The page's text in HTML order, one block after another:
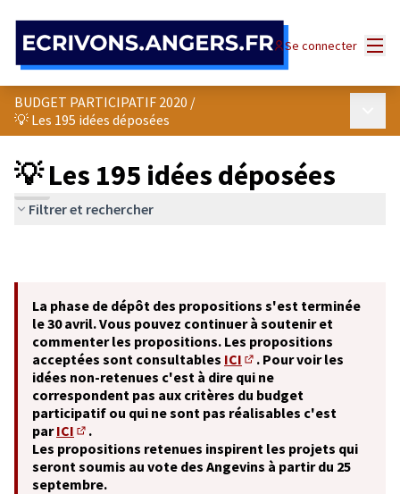
Se connecter
BUDGET PARTICIPATIF 2020 /
💡 Les 195 idées déposées
💡 Les 195 idées déposées
Filtrer et rechercher
La phase de dépôt des propositions s'est terminée
le 30 avril. Vous pouvez continuer à soutenir et
commenter les propositions. Les propositions
acceptées sont consultables ICI
(S'ouvre dans un nouvel
. Pour voir les
idées non-retenues c'est à dire qui ne
correspondent pas aux critères du budget
participatif ou qui ne sont pas réalisables c'est
parICI
(S'ouvre dans un nouvel onglet)
.
Les propositions retenues inspirent les projets qui
seront soumis au vote des Angevins à partir du 25
septembre.